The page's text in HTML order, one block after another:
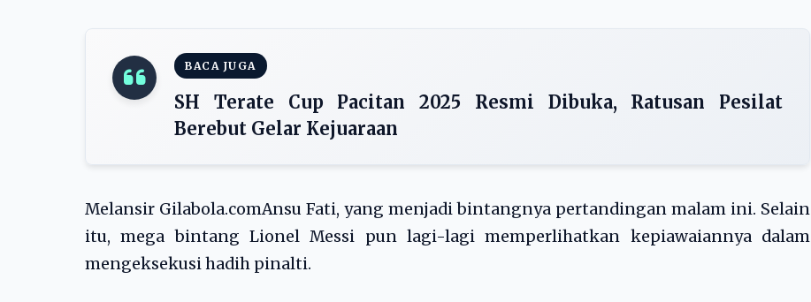
BACA JUGA
SH Terate Cup Pacitan 2025 Resmi Dibuka, Ratusan Pesilat
Berebut Gelar Kejuaraan
Melansir Gilabola.comAnsu Fati, yang menjadi bintangnya pertandingan malam ini. Selain
itu, mega bintang Lionel Messi pun lagi-lagi memperlihatkan kepiawaiannya dalam
mengeksekusi hadih pinalti.